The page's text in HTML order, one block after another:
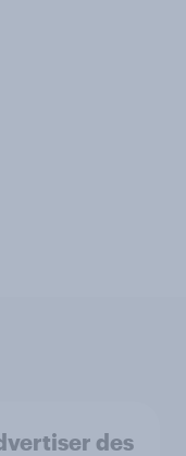
des